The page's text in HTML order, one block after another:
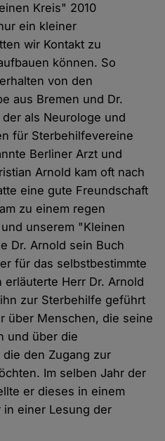
Kreis" 2010
ein kleiner
wir Kontakt zu
können. So
von den
aus Bremen und Dr.
als Neurologe und
für Sterbehilfevereine
Berliner Arzt und
Arnold kam oft nach
eine gute Freundschaft
zu einem regen
unserem "Kleinen
Dr. Arnold sein Buch
für das selbstbestimmte
Herr Dr. Arnold
zur Sterbehilfe geführt
über Menschen, die seine
und über die
den Zugang zur
Im selben Jahr der
er dieses in einem
einer Lesung der